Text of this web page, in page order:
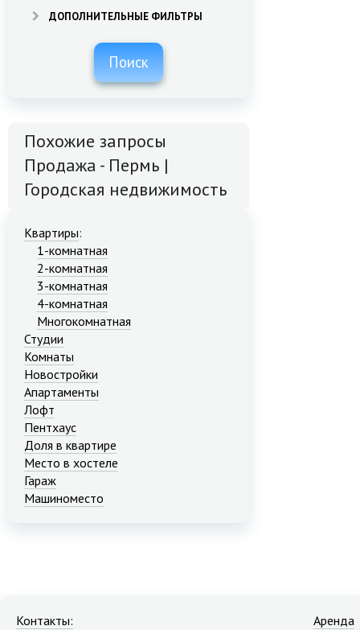
ДОПОЛНИТЕЛЬНЫЕ ФИЛЬТРЫ
Поиск
Похожие запросы
Продажа - Пермь |
Городская недвижимость
Квартиры:
1-комнатная
2-комнатная
3-комнатная
4-комнатная
Многокомнатная
Студии
Комнаты
Новостройки
Апартаменты
Лофт
Пентхаус
Доля в квартире
Место в хостеле
Гараж
Машиноместо
Контакты:
Аренда